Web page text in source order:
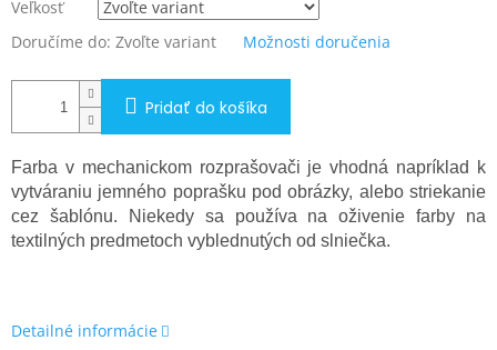
Veľkosť
Doručíme do: Zvoľte variant Možnosti doručenia
Pridať do košíka
Farba v mechanickom rozprašovači je vhodná napríklad k
vytváraniu jemného poprašku pod obrázky, alebo striekanie
cez šablónu. Niekedy sa používa na oživenie farby na
textilných predmetoch vyblednutých od slniečka.
Detailné informácie